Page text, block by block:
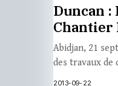
Duncan
Chantier
Abidjan, 21
des travaux de
2013-09-22